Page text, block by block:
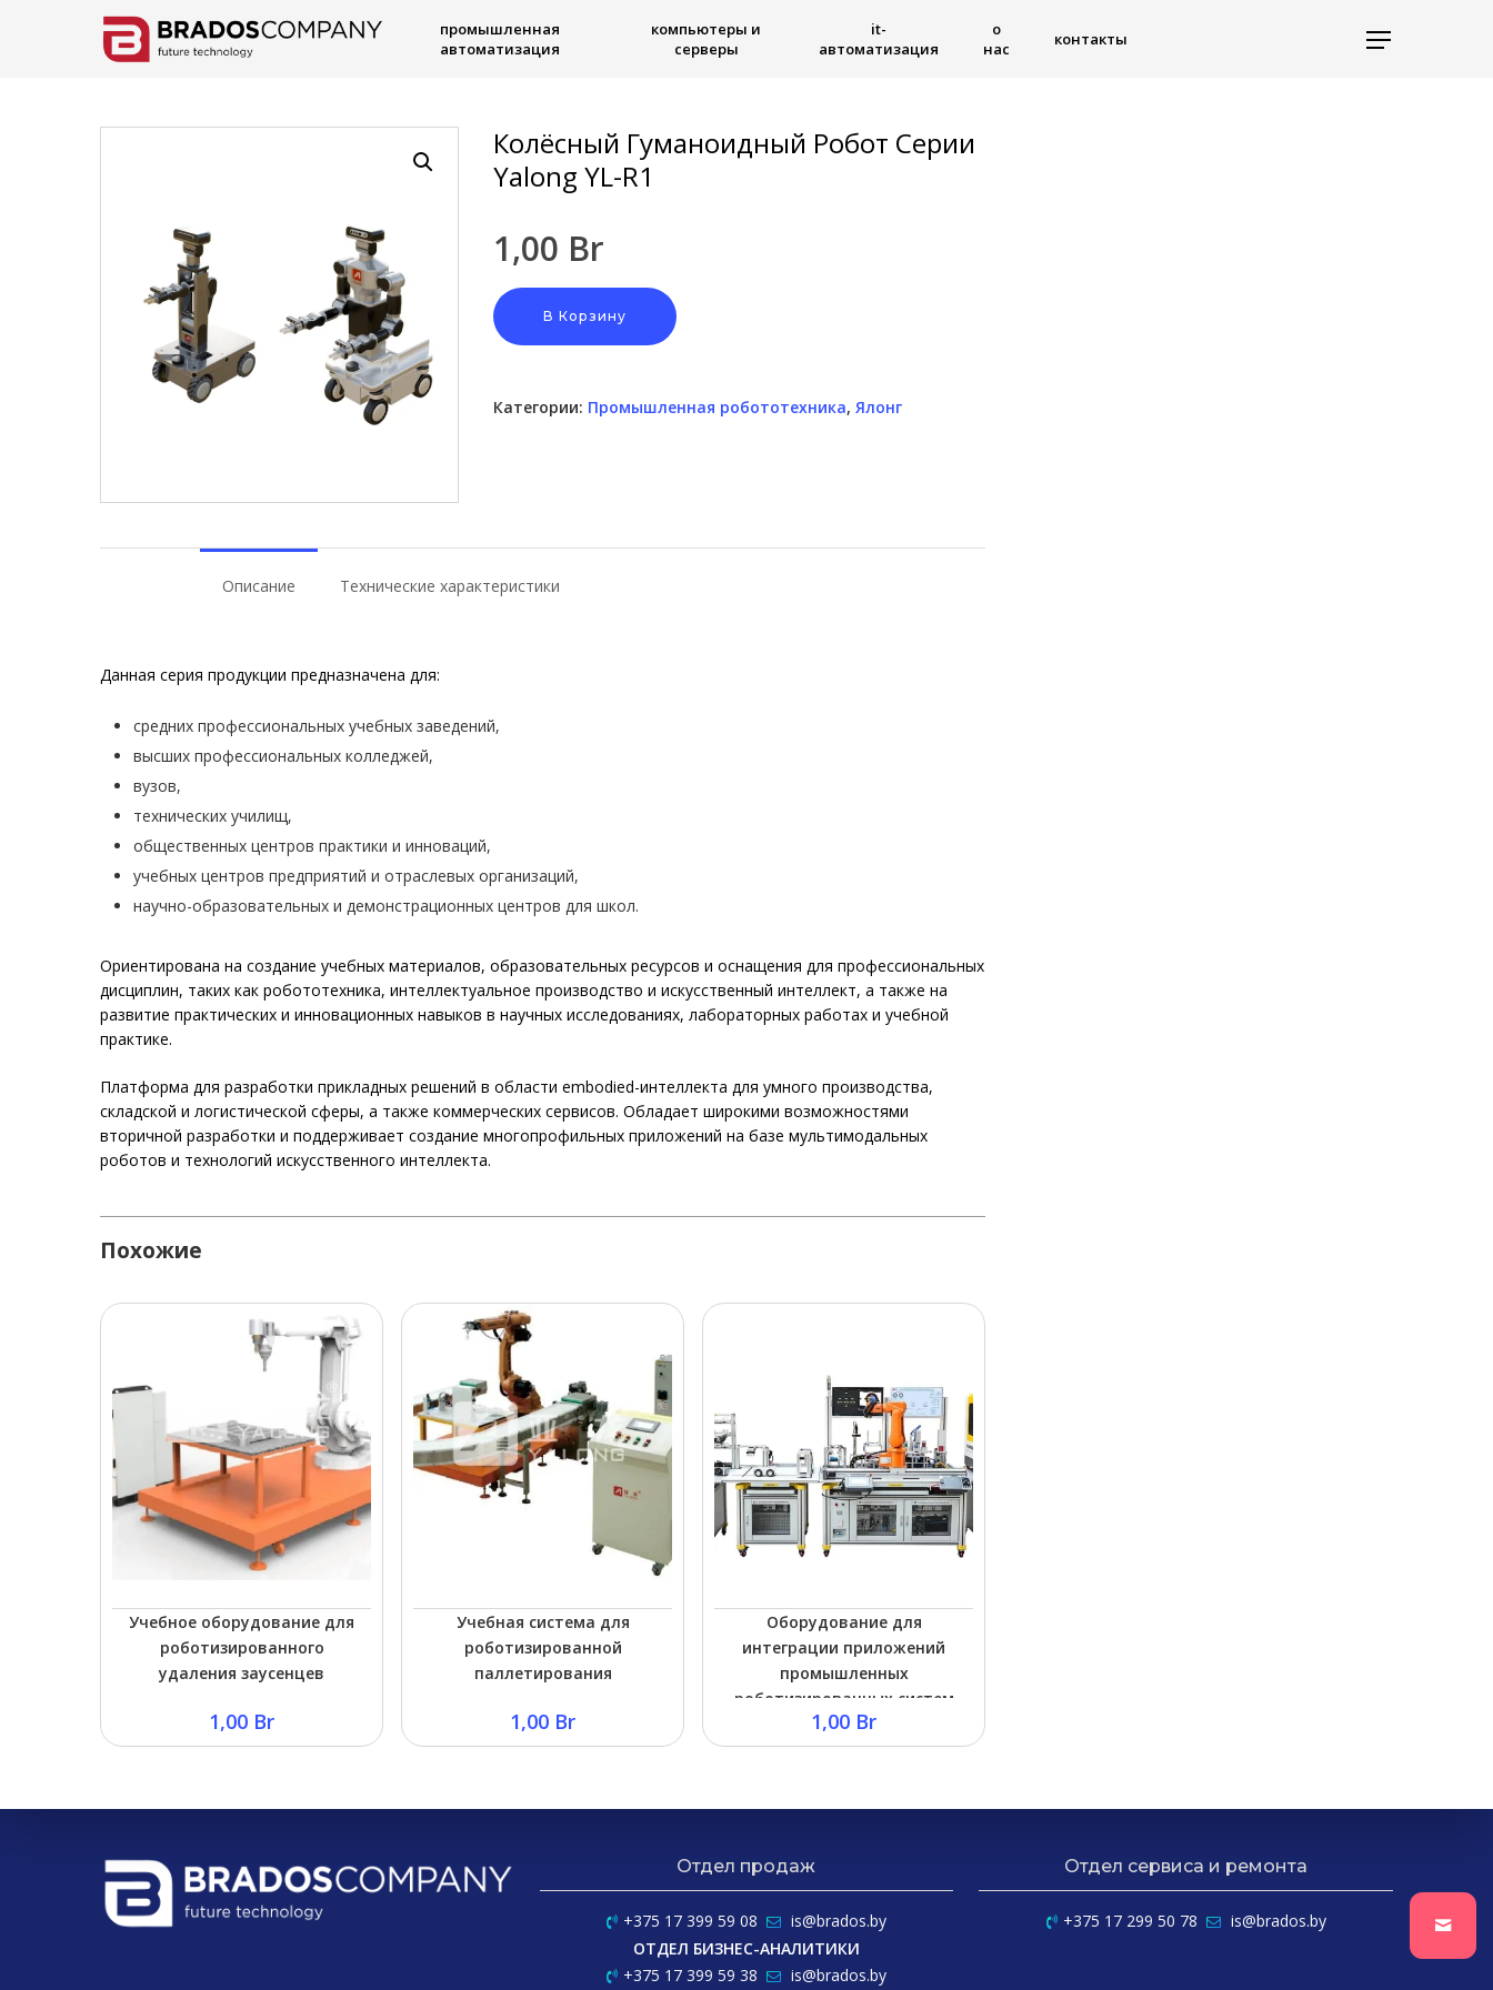
Hit enter to search or ESC to close
промышленная
автоматизация
компьютеры и
серверы
it-
автоматизация
о
нас
контакты
Колёсный Гуманоидный Робот Серии
Yalong YL-R1
1,00 Br
В Корзину
Категории: Промышленная робототехника, Ялонг
Описание Технические характеристики
Данная серия продукции предназначена для:
средних профессиональных учебных заведений,
высших профессиональных колледжей,
вузов,
технических училищ,
общественных центров практики и инноваций,
учебных центров предприятий и отраслевых организаций,
научно-образовательных и демонстрационных центров для школ.
Ориентирована на создание учебных материалов, образовательных ресурсов и оснащения для профессиональных
дисциплин, таких как робототехника, интеллектуальное производство и искусственный интеллект, а также на
развитие практических и инновационных навыков в научных исследованиях, лабораторных работах и учебной
практике.
Платформа для разработки прикладных решений в области embodied-интеллекта для умного производства,
складской и логистической сферы, а также коммерческих сервисов. Обладает широкими возможностями
вторичной разработки и поддерживает создание многопрофильных приложений на базе мультимодальных
роботов и технологий искусственного интеллекта.
Похожие
Учебное оборудование для
роботизированного
удаления заусенцев
1,00 Br
Учебная система для
роботизированной
паллетирования
1,00 Br
Оборудование для
интеграции приложений
промышленных
роботизированных систем
1,00 Br
Отдел продаж
+375 17 399 59 08
is@brados.by
ОТДЕЛ БИЗНЕС-АНАЛИТИКИ
+375 17 399 59 38
is@brados.by
Отдел сервиса и ремонта
+375 17 299 50 78 is@brados.by